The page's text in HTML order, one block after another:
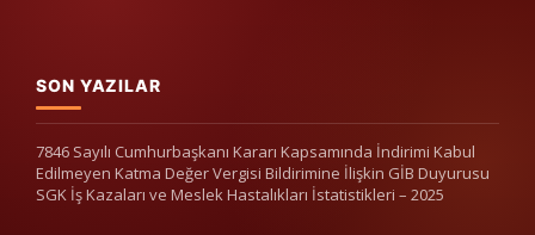
SON YAZILAR
7846 Sayılı Cumhurbaşkanı Kararı Kapsamında İndirimi Kabul
Edilmeyen Katma Değer Vergisi Bildirimine İlişkin GİB Duyurusu
SGK İş Kazaları ve Meslek Hastalıkları İstatistikleri – 2025